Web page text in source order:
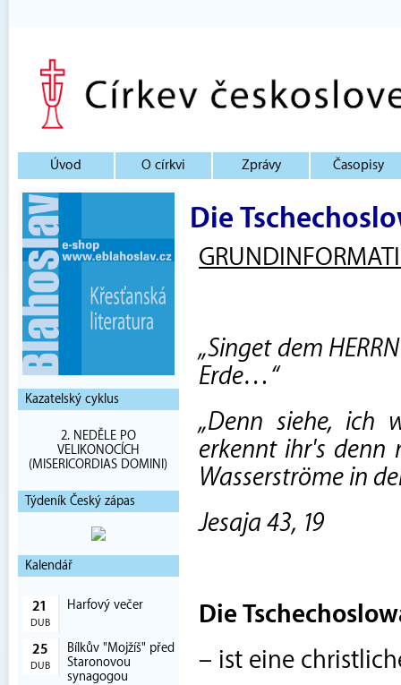
Úvod O církvi Zprávy Časopisy
Kazatelský cyklus
2. NEDĚLE PO
VELIKONOCÍCH
(MISERICORDIAS DOMINI)
Týdeník Český zápas
Kalendář
21
DUB
Harfový večer
25
DUB
Bílkův "Mojžíš" před
Staronovou
synagogou
Die
„Singet dem
Erde…“
„Denn siehe, ich
erkennt ihr's denn
Wasserströme in
Jesaja 43, 19
Die
– ist eine